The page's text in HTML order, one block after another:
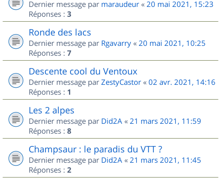
Dernier message par maraudeur « 20 mai 2021, 15:23
Réponses : 3
Ronde des lacs
Dernier message par Rgavarry « 20 mai 2021, 10:25
Réponses : 7
Descente cool du Ventoux
Dernier message par ZestyCastor « 02 avr. 2021, 14:16
Réponses : 1
Les 2 alpes
Dernier message par Did2A « 21 mars 2021, 11:59
Réponses : 8
Champsaur : le paradis du VTT ?
Dernier message par Did2A « 21 mars 2021, 11:45
Réponses : 2